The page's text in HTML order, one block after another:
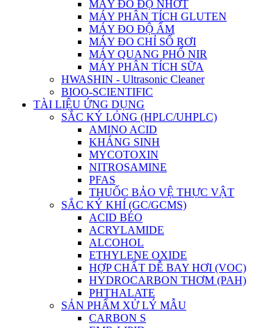
MÁY ĐO ĐỘ NHỚT
MÁY PHÂN TÍCH GLUTEN
MÁY ĐO ĐỘ ẨM
MÁY ĐO CHỈ SỐ RƠI
MÁY QUANG PHỔ NIR
MÁY PHÂN TÍCH SỮA
HWASHIN - Ultrasonic Cleaner
BIOO-SCIENTIFIC
TÀI LIỆU ỨNG DỤNG
SẮC KÝ LỎNG (HPLC/UHPLC)
AMINO ACID
KHÁNG SINH
MYCOTOXIN
NITROSAMINE
PFAS
THUỐC BẢO VỆ THỰC VẬT
SẮC KÝ KHÍ (GC/GCMS)
ACID BÉO
ACRYLAMIDE
ALCOHOL
ETHYLENE OXIDE
HỢP CHẤT DỄ BAY HƠI (VOC)
HYDROCARBON THƠM (PAH)
PHTHALATE
SẢN PHẨM XỬ LÝ MẪU
CARBON S